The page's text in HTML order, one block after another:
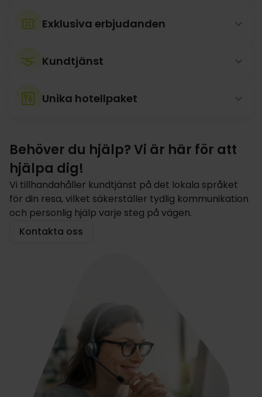
Exklusiva erbjudanden
Kundtjänst
Unika hotellpaket
Behöver du hjälp? Vi är här för att
hjälpa dig!
Vi tillhandahåller kundtjänst på det lokala språket
för din resa, vilket säkerställer tydlig kommunikation
och personlig hjälp varje steg på vägen.
Kontakta oss